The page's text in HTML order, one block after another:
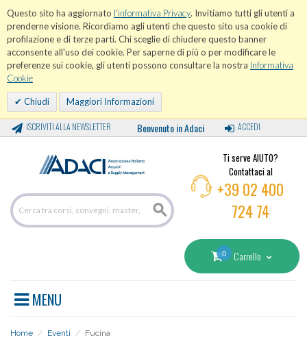
Questo sito ha aggiornato l'informativa Privacy. Invitiamo tutti gli utenti a
prenderne visione. Ricordiamo agli utenti che questo sito usa cookie di
profilazione e di terze parti. Chi sceglie di chiudere questo banner
acconsente all'uso dei cookie. Per saperne di più o per modificare le
preferenze sui cookie, gli utenti possono consultare la nostra Informativa
Cookie
Chiudi Maggiori Informazioni
ISCRIVITI ALLA NEWSLETTER Benvenuto in Adaci ACCEDI
Ti serve AIUTO?
Contattaci al
+39 02 400
724 74
0 Carrello
MENU
Home / Eventi / Fucina